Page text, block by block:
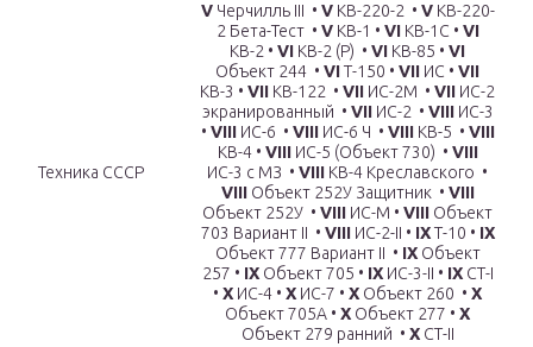
Техника СССР
VЧерчилль III • VКВ-220-2 • VКВ-220-
2 Бета-Тест • VКВ-1 • VIКВ-1С • VI
КВ-2 • VI КВ-2 (Р) • VI КВ-85 • VI
Объект 244 • VIТ-150 • VII ИС • VII
КВ-3 • VII КВ-122 • VII ИС-2М • VII ИС-2
экранированный • VIIИС-2 • VIIIИС-3
• VIIIИС-6 • VIIIИС-6 Ч • VIIIКВ-5 • VIII
КВ-4 • VIIIИС-5 (Объект 730) • VIII
ИС-3 с МЗ • VIII КВ-4 Креславского •
VIIIОбъект 252У Защитник • VIII
Объект 252У • VIII ИС-М • VIII Объект
703 Вариант II • VIIIИС-2-II • IXТ-10 • IX
Объект 777 Вариант II • IXОбъект
257 • IXОбъект 705 • IXИС-3-II • IXСТ-I
• X ИС-4 • X ИС-7 • X Объект 260 • X
Объект 705А • X Объект 277 • X
Объект 279 ранний • XСТ-II